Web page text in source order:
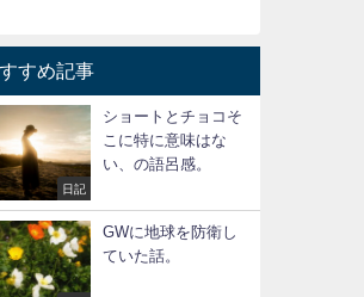
すめ記事
日記
ショートとチョコそ
こに特に意味はな
い、の語呂感。
GWに地球を防衛し
ていた話。